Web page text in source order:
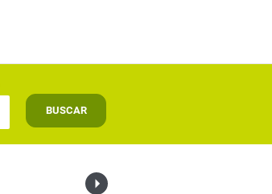
BUSCAR